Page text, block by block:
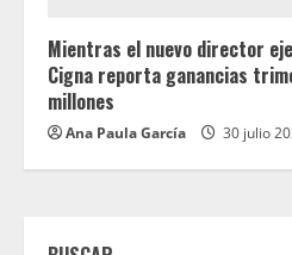
Mientras el nuevo director
Cigna reporta ganancias
millones
Ana Paula García 30 julio